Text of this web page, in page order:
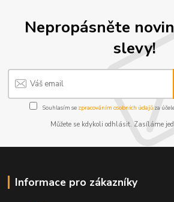
Nepropásněte
slevy!
Souhlasím se zpracováním osobních údajůza
Můžete se kdykoli odhlásit. Zasíláme
Informace pro zákazníky